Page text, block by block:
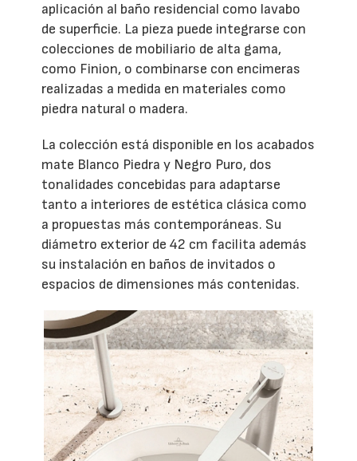
aplicación al baño residencial como lavabo
de superficie. La pieza puede integrarse con
colecciones de mobiliario de alta gama,
como Finion, o combinarse con encimeras
realizadas a medida en materiales como
piedra natural o madera.
La colección está disponible en los acabados
mate Blanco Piedra y Negro Puro, dos
tonalidades concebidas para adaptarse
tanto a interiores de estética clásica como
a propuestas más contemporáneas. Su
diámetro exterior de 42 cm facilita además
su instalación en baños de invitados o
espacios de dimensiones más contenidas.